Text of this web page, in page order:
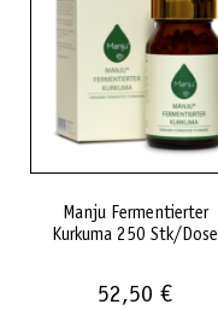
Manju Fermentierter
Kurkuma 250 Stk/Dose
52,50 €